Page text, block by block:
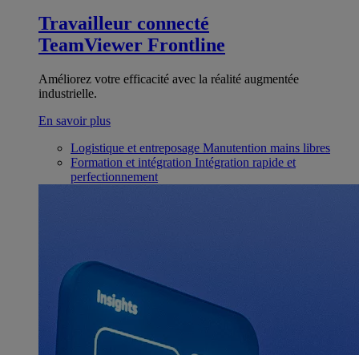
Travailleur connecté
TeamViewer Frontline
Améliorez votre efficacité avec la réalité augmentée
industrielle.
En savoir plus
Logistique et entreposage Manutention mains libres
Formation et intégration Intégration rapide et
perfectionnement